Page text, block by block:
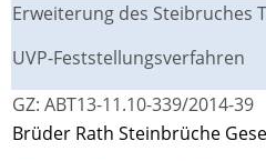
Erweiterung des Steibruches
UVP-Feststellungsverfahren
GZ: ABT13-11.10-339/2014-39
Brüder Rath Steinbrüche